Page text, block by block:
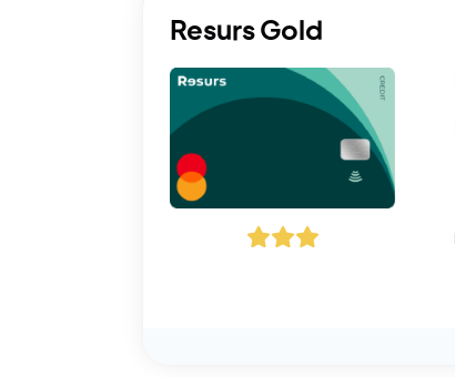
Resurs Gold